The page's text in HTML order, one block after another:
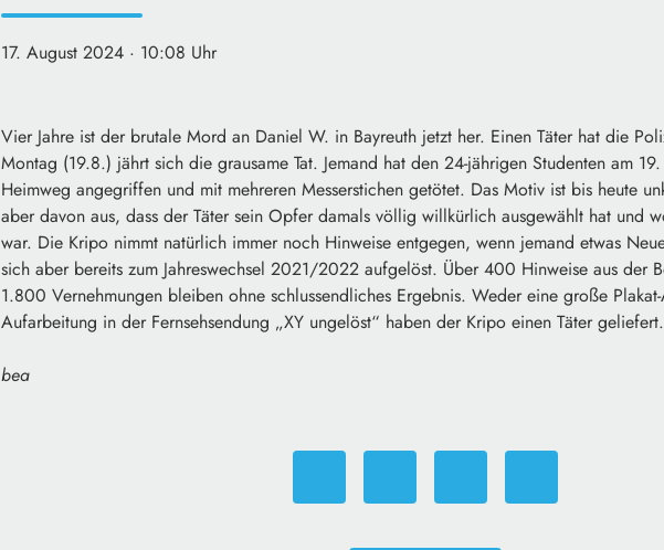
17. August 2024 · 10:08 Uhr
Vier Jahre ist der brutale Mord an Daniel W. in Bayreuth jetzt her. Einen Täter hat die
Montag (19.8.) jährt sich die grausame Tat. Jemand hat den 24-jährigen Studenten am
Heimweg angegriffen und mit mehreren Messerstichen getötet. Das Motiv ist bis heute
aber davon aus, dass der Täter sein Opfer damals völlig willkürlich ausgewählt hat und
war. Die Kripo nimmt natürlich immer noch Hinweise entgegen, wenn jemand etwas
sich aber bereits zum Jahreswechsel 2021/2022 aufgelöst. Über 400 Hinweise aus der
1.800 Vernehmungen bleiben ohne schlussendliches Ergebnis. Weder eine große
Aufarbeitung in der Fernsehsendung „XY ungelöst“ haben der Kripo einen Täter geliefert.
bea